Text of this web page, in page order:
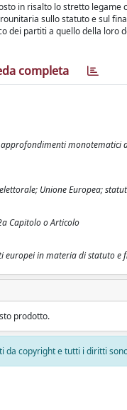
in risalto lo stretto
sullo statuto e sul
dei partiti a quello della
completa
monotematici
Unione Europea;
Capitolo o Articolo
in materia di statuto e
prodotto.
da copyright e tutti i diritti